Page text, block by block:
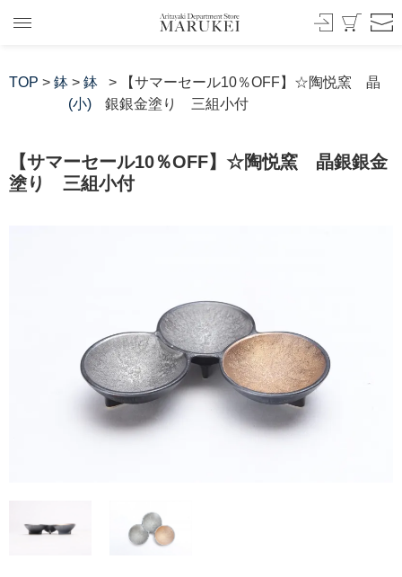
TOP > 鉢 > 鉢
(小)
> 【サマーセール10％OFF】☆陶悦窯 晶
銀銀金塗り 三組小付
【サマーセール10％OFF】☆陶悦窯 晶銀銀金
塗り 三組小付